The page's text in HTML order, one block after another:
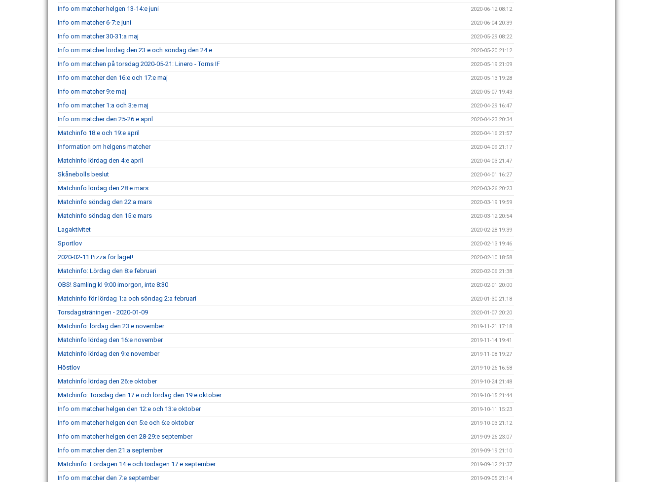
Info om matcher helgen 13-14:e juni 2020-06-12 08:12
Info om matcher 6-7:e juni 2020-06-04 20:39
Info om matcher 30-31:a maj 2020-05-29 08:22
Info om matcher lördag den 23:e och söndag den 24:e 2020-05-20 21:12
Info om matchen på torsdag 2020-05-21: Linero - Torns IF 2020-05-19 21:09
Info om matcher den 16:e och 17:e maj 2020-05-13 19:28
Info om matcher 9:e maj 2020-05-07 19:43
Info om matcher 1:a och 3:e maj 2020-04-29 16:47
Info om matcher den 25-26:e april 2020-04-23 20:34
Matchinfo 18:e och 19:e april 2020-04-16 21:57
Information om helgens matcher 2020-04-09 21:17
Matchinfo lördag den 4:e april 2020-04-03 21:47
Skånebolls beslut 2020-04-01 16:27
Matchinfo lördag den 28:e mars 2020-03-26 20:23
Matchinfo söndag den 22:a mars 2020-03-19 19:59
Matchinfo söndag den 15:e mars 2020-03-12 20:54
Lagaktivitet 2020-02-28 19:39
Sportlov 2020-02-13 19:46
2020-02-11 Pizza för laget! 2020-02-10 18:58
Matchinfo: Lördag den 8:e februari 2020-02-06 21:38
OBS! Samling kl 9:00 imorgon, inte 8:30 2020-02-01 20:00
Matchinfo för lördag 1:a och söndag 2:a februari 2020-01-30 21:18
Torsdagsträningen - 2020-01-09 2020-01-07 20:20
Matchinfo: lördag den 23:e november 2019-11-21 17:18
Matchinfo lördag den 16:e november 2019-11-14 19:41
Matchinfo lördag den 9:e november 2019-11-08 19:27
Höstlov 2019-10-26 16:58
Matchinfo lördag den 26:e oktober 2019-10-24 21:48
Matchinfo: Torsdag den 17:e och lördag den 19:e oktober 2019-10-15 21:44
Info om matcher helgen den 12:e och 13:e oktober 2019-10-11 15:23
Info om matcher helgen den 5:e och 6:e oktober 2019-10-03 21:12
Info om matcher helgen den 28-29:e september 2019-09-26 23:07
Info om matcher den 21:a september 2019-09-19 21:10
Matchinfo: Lördagen 14:e och tisdagen 17:e september. 2019-09-12 21:37
Info om matcher den 7:e september 2019-09-05 21:14